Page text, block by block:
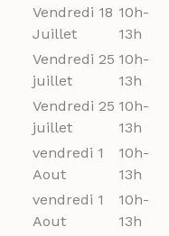
Vendredi 18
Juillet
10h-
13h
Vendredi 25
juillet
10h-
13h
Vendredi 25
juillet
10h-
13h
vendredi 1
Aout
10h-
13h
vendredi 1
Aout
10h-
13h